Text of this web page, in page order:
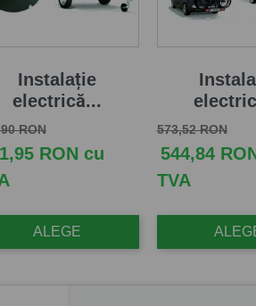
Instalație
electrică...
baza
RONPret
RON cu
ALEGE
Pret de baza
573,52 RONPret
544,84
TVA